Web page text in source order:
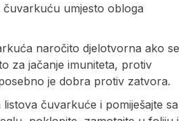
čuvarkuću umjesto obloga
naročito djelotvorna ako se
za jačanje imuniteta, protiv
je dobra protiv zatvora.
čuvarkuće i pomiješajte sa